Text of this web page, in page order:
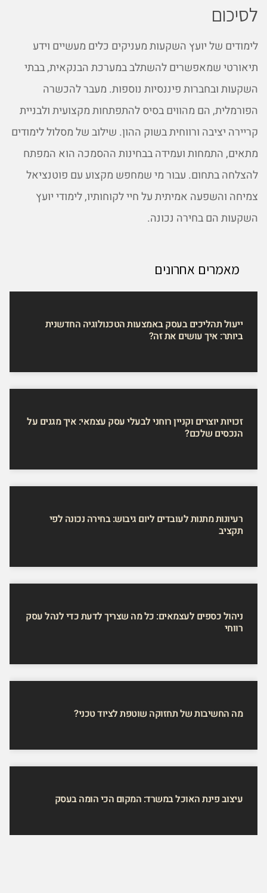
לסיכום
לימודים של יועץ השקעות מעניקים כלים מעשיים וידע
תיאורטי שמאפשרים להשתלב במערכת הבנקאית, בבתי
השקעות ובחברות פיננסיות נוספות. מעבר להכשרה
הפורמלית, הם מהווים בסיס להתפתחות מקצועית ולבניית
קריירה יציבה ורווחית בשוק ההון. שילוב של מסלול לימודים
מתאים, התמחות ועמידה בבחינות ההסמכה הוא המפתח
להצלחה בתחום. עבור מי שמחפש מקצוע עם פוטנציאל
צמיחה והשפעה אמיתית על חיי לקוחותיו, לימודי יועץ
השקעות הם בחירה נכונה.
מאמרים אחרונים
ייעול תהליכים בעסק באמצעות הטכנולוגיה החדשנית
ביותר: איך עושים את זה?
זכויות יוצרים וקניין רוחני לבעלי עסק עצמאי: איך מגנים על
הנכסים שלכם?
רעיונות מתנות לעובדים ליום גיבוש: בחירה נכונה לפי
תקציב
ניהול כספים לעצמאים: כל מה שצריך לדעת כדי לנהל עסק
רווחי
מה החשיבות של תחזוקה שוטפת לציוד טכני?
עיצוב פינת האוכל במשרד: המקום הכי הומה בעסק